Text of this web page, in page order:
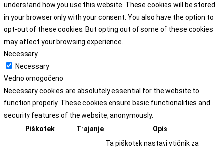
understand how you use this website. These cookies will be stored
in your browser only with your consent. You also have the option to
opt-out of these cookies. But opting out of some of these cookies
may affect your browsing experience.
Necessary
Necessary
Vedno omogočeno
Necessary cookies are absolutely essential for the website to
function properly. These cookies ensure basic functionalities and
security features of the website, anonymously.
Piškotek
Trajanje Opis
Ta piškotek nastavi vtičnik za